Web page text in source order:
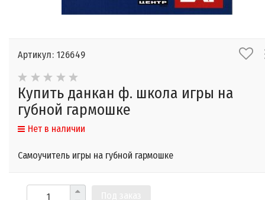
Артикул: 126649
Купить данкан ф. школа игры на
губной гармошке
Нет в наличии
Самоучитель игры на губной гармошке